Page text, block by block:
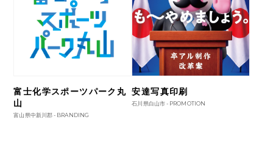
富士化学スポーツパーク丸
山
富山県中新川郡 - BRANDING
安達写真印刷
石川県白山市 - PROMOTION